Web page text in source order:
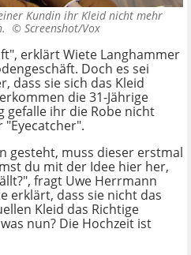
Kundin ihr Kleid nicht mehr
© Screenshot/Vox
erklärt Wiete Langhammer
Doch es sei
dass sie sich das Kleid
die 31-Jährige
gefalle ihr die Robe nicht
gesteht, muss dieser erstmal
du mit der Idee hier her,
fragt Uwe Herrmann
erklärt, dass sie nicht das
Kleid das Richtige
nun? Die Hochzeit ist